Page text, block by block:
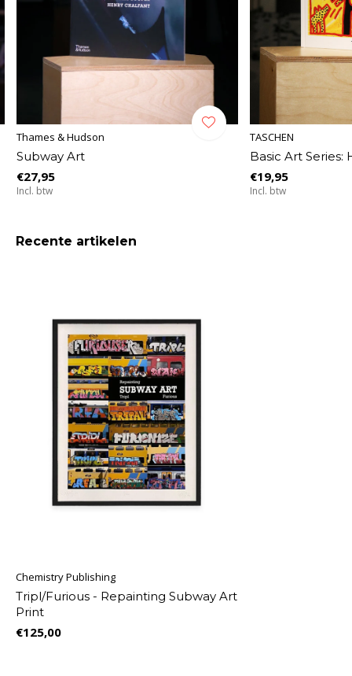
Thames & Hudson
Subway Art
€27,95
Incl. btw
TASCHEN
Basic Art Series:
€19,95
Incl. btw
Recente artikelen
Chemistry Publishing
Tripl/Furious - Repainting Subway Art
Print
€125,00